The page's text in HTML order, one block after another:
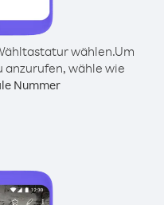
wählen.Um
anzurufen, wähle wie
Nummer